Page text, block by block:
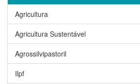
Agricultura
Agricultura Sustentável
Agrossilvipastoril
Ilpf